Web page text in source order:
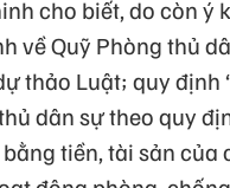
cho biết, do còn ý
về Quỹ Phòng thủ
thảo Luật; quy định
dân sự theo quy
tiền, tài sản của